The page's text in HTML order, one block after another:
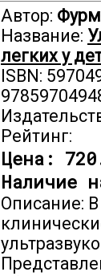
Автор:
Название:
легких у
ISBN:
Рейтинг:
Цена:
Наличие
Описание: